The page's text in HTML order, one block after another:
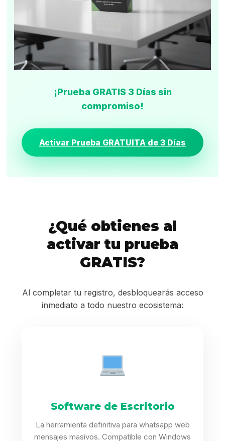
¡Prueba GRATIS 3 Días sin
compromiso!
Activar Prueba GRATUITA de 3 Días
¿Qué obtienes al
activar tu prueba
GRATIS?
Al completar tu registro, desbloquearás acceso
inmediato a todo nuestro ecosistema:
Software de Escritorio
La herramienta definitiva para whatsapp web
mensajes masivos. Compatible con Windows